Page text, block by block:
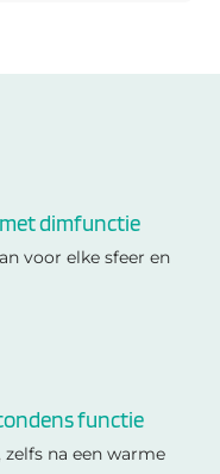
dimfunctie
voor elke sfeer en
functie
na een warme